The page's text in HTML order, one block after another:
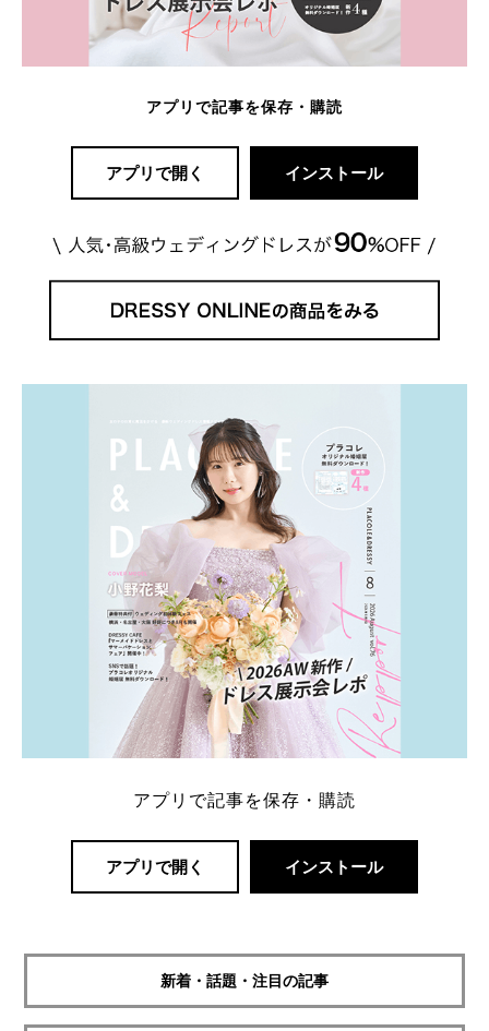
アプリで記事を保存・購読
アプリで開く インストール
アプリで記事を保存・購読
アプリで開く インストール
新着・話題・注目の記事